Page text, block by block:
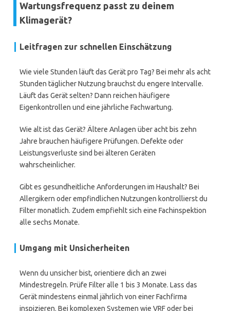
Wartungsfrequenz passt zu deinem
Klimagerät?
Leitfragen zur schnellen Einschätzung
Wie viele Stunden läuft das Gerät pro Tag? Bei mehr als acht
Stunden täglicher Nutzung brauchst du engere Intervalle.
Läuft das Gerät selten? Dann reichen häufigere
Eigenkontrollen und eine jährliche Fachwartung.
Wie alt ist das Gerät? Ältere Anlagen über acht bis zehn
Jahre brauchen häufigere Prüfungen. Defekte oder
Leistungsverluste sind bei älteren Geräten
wahrscheinlicher.
Gibt es gesundheitliche Anforderungen im Haushalt? Bei
Allergikern oder empfindlichen Nutzungen kontrollierst du
Filter monatlich. Zudem empfiehlt sich eine Fachinspektion
alle sechs Monate.
Umgang mit Unsicherheiten
Wenn du unsicher bist, orientiere dich an zwei
Mindestregeln. Prüfe Filter alle 1 bis 3 Monate. Lass das
Gerät mindestens einmal jährlich von einer Fachfirma
inspizieren. Bei komplexen Systemen wie VRF oder bei